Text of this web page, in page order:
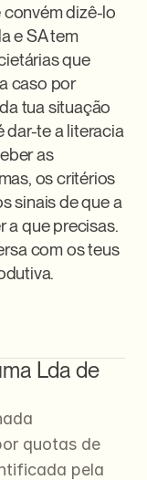
dizê-lo
e SA tem
que
caso por
tua situação
dar-te a literacia
as
os critérios
sinais de que a
a que precisas.
com os teus
Lda de
quotas de
pela